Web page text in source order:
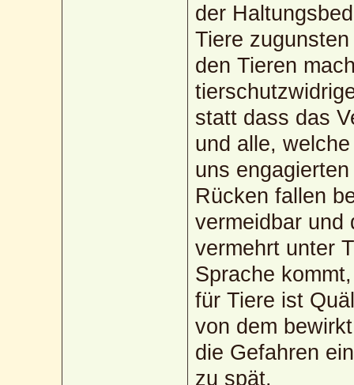
der
Tiere
den Tieren
statt dass das
und alle,
uns
Rücken fallen
vermeidbar und
vermehrt unter
Sprache
für Tiere ist
von dem
die Gefahren
zu spät.